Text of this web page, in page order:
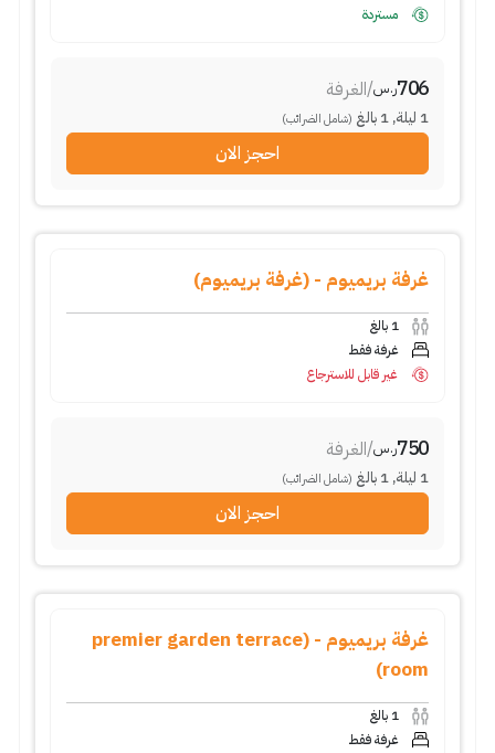
مستردة
706ر.س/الغرفة
1 ليلة,
1 بالغ (شامل الضرائب)
احجز الان
غرفة بريميوم - (غرفة بريميوم)
1 بالغ
غرفة فقط
غير قابل للاسترجاع
750ر.س/الغرفة
1 ليلة,
1 بالغ (شامل الضرائب)
احجز الان
غرفة بريميوم - (premier garden terrace
room)
1 بالغ
غرفة فقط